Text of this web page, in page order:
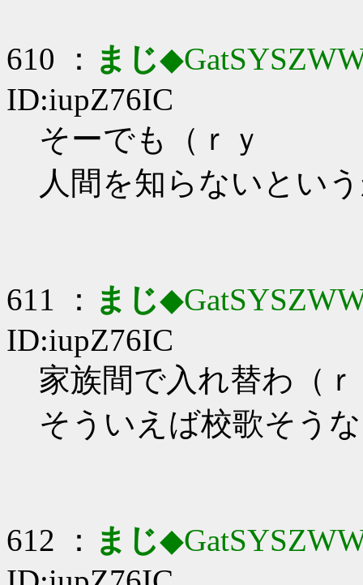
610 ： まじ
ID:iupZ76IC
そーでも（ｒｙ
人間を知らないとい
611 ： まじ
ID:iupZ76IC
家族間で入れ替わ（
そういえば校歌そう
612 ： まじ